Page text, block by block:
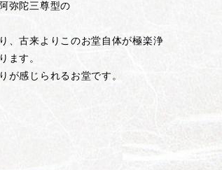
弥陀三尊型の
、古来よりこのお堂自体が極楽浄
ます。
が感じられるお堂です。